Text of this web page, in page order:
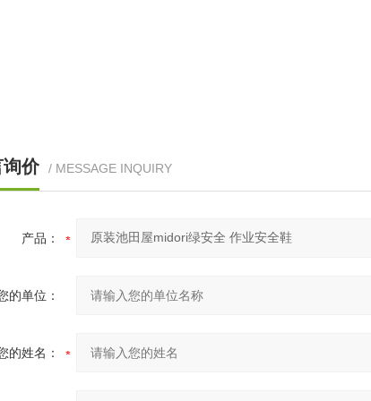
价 / MESSAGE INQUIRY
产品：
的单位：
的姓名：